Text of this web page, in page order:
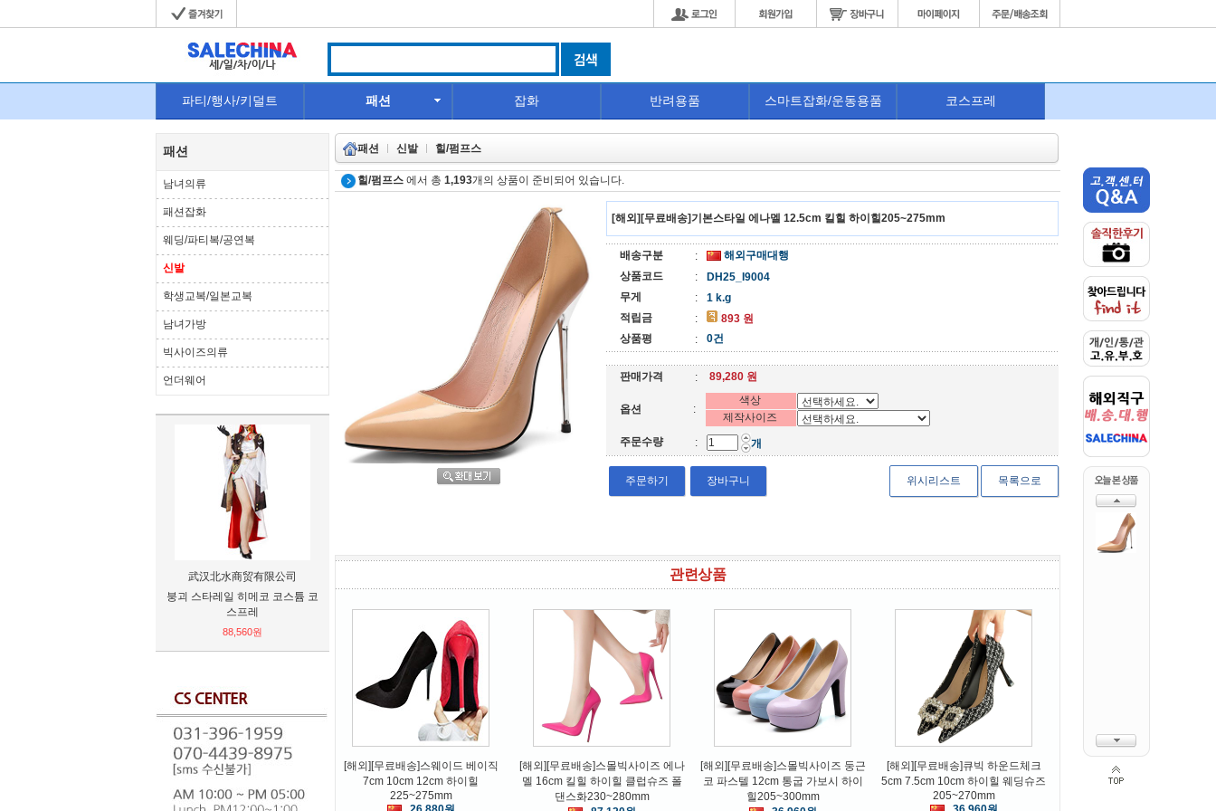
파티/행사/키덜트 패션 잡화 반려용품 스마트잡화/운동용품 코스프레
패션
남녀의류
패션잡화
웨딩/파티복/공연복
신발
학생교복/일본교복
남녀가방
빅사이즈의류
언더웨어
LUNHUI
[제작25일]러브 라이브 미나미
코토리 무대복 코스프레
102,720원
1/3_sd 1/4_msd 1/6_usd 깃털
129,600원
튬 코스프레
21,120원
향제 2종세트
20,640원
학 화관 귀걸이 헤어장식품
패션 신발 힐/펌프스
힐/펌프스 에서 총 1,193개의 상품이 준비되어 있습니다.
[해외][무료배송]기본스타일 에나멜 12.5cm 킬힐 하이힐205~275mm
배송구분 :
해외구매대행
상품코드
:
DH25_I9004
무게
:
1 k.g
적립금
:
893 원
상품평
: 0건
판매가격 : 89,280 원
옵션 :
색상
제작사이즈
주문수량
: 개
주문하기 장바구니 위시리스트 목록으로
관련상품
[해외][무료배송]스웨이드 베이직
7cm 10cm 12cm 하이힐
225~275mm
[해외][무료배송]스몰빅사이즈 에나
멜 16cm 킬힐 하이힐 클럽슈즈 폴
댄스화230~280mm
[해외][무료배송]스몰빅사이즈 둥근
코 파스텔 12cm 통굽 가보시 하이
힐205~300mm
[해외][무료배송]큐빅 하운드체크
5cm 7.5cm 10cm 하이힐 웨딩슈즈
205~270mm